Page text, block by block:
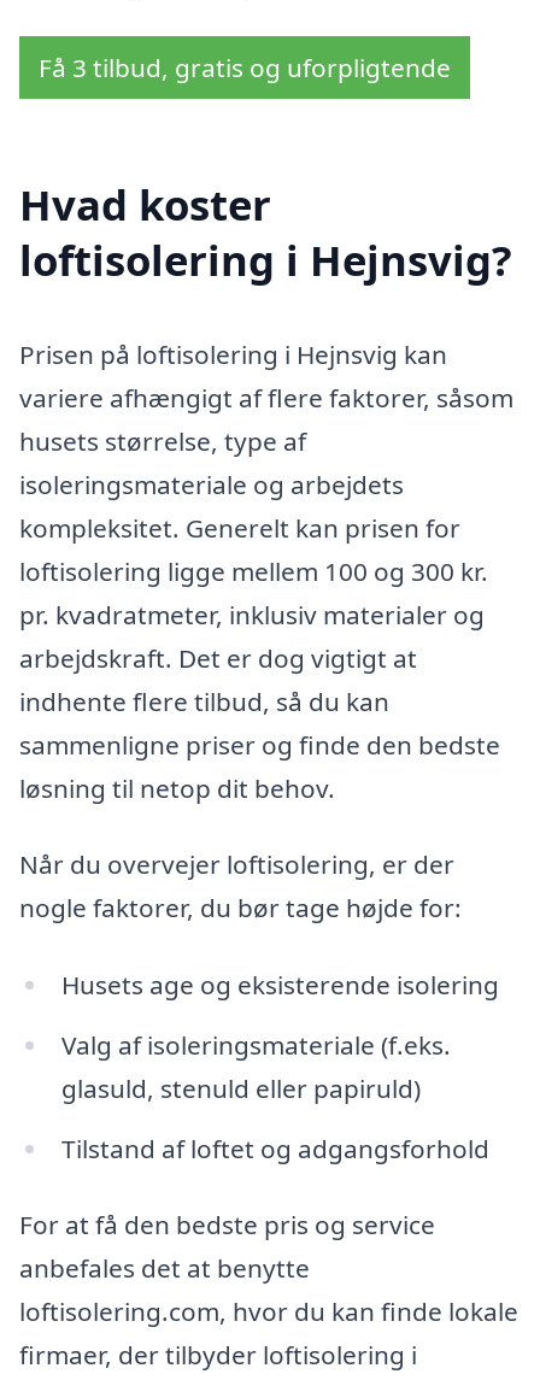
Få 3 tilbud, gratis og uforpligtende
Hvad koster
loftisolering i Hejnsvig?
Prisen på loftisolering i Hejnsvig kan
variere afhængigt af flere faktorer, såsom
husets størrelse, type af
isoleringsmateriale og arbejdets
kompleksitet. Generelt kan prisen for
loftisolering ligge mellem 100 og 300 kr.
pr. kvadratmeter, inklusiv materialer og
arbejdskraft. Det er dog vigtigt at
indhente flere tilbud, så du kan
sammenligne priser og finde den bedste
løsning til netop dit behov.
Når du overvejer loftisolering, er der
nogle faktorer, du bør tage højde for:
Husets age og eksisterende isolering
Valg af isoleringsmateriale (f.eks.
glasuld, stenuld eller papiruld)
Tilstand af loftet og adgangsforhold
For at få den bedste pris og service
anbefales det at benytte
loftisolering.com, hvor du kan finde lokale
firmaer, der tilbyder loftisolering i